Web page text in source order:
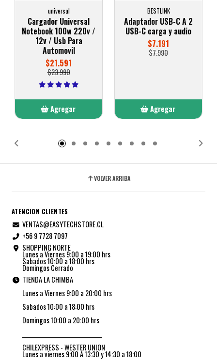
universal
Cargador Universal
Notebook 100w 220v /
12v / Usb Para
Automovil
$21.591
$23.990
Agregar
BESTLINK
Adaptador USB-C A 2
USB-C carga y audio
$7.191
$7.990
Agregar
VOLVER ARRIBA
ATENCION CLIENTES
VENTAS@EASYTECHSTORE.CL
+56 9 7728 7097
SHOPPING NORTE
Lunes a Viernes 9:00 a 19:00 hrs
Sabados 10:00 a 18:00 hrs
Domingos Cerrado
TIENDA LA CHIMBA
Lunes a Viernes 9:00 a 20:00 hrs
Sabados 10:00 a 18:00 hrs
Domingos 10:00 a 20:00 hrs
CHILEXPRESS - WESTER UNION
Lunes a viernes 9:00 A 13:30 y 14:30 a 18:00